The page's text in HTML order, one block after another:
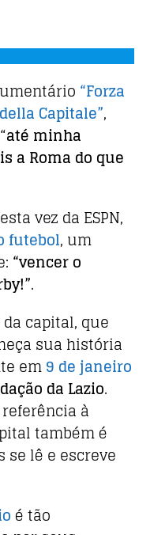
“Forza
Capitale”,
até minha
a Roma do que
vez da ESPN,
futebol, um
“vencer o
.
capital, que
sua história
em9 de janeiro
da Lazio.
à
também é
se lê e escreve
é tão